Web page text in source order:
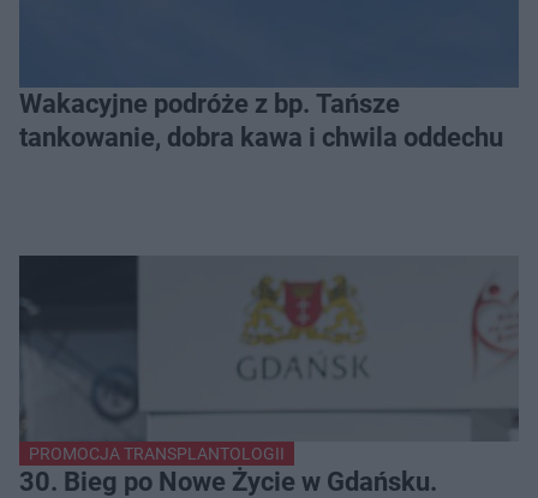
Wakacyjne podróże z bp. Tańsze
tankowanie, dobra kawa i chwila oddechu
PROMOCJA TRANSPLANTOLOGII
30. Bieg po Nowe Życie w Gdańsku.